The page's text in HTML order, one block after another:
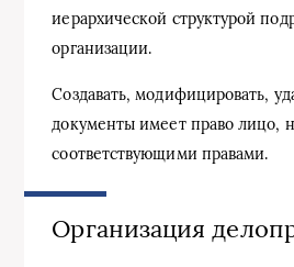
иерархической структурой
организации.
Создавать, модифицировать,
документы имеет право лицо,
соответствующими правами.
Организация